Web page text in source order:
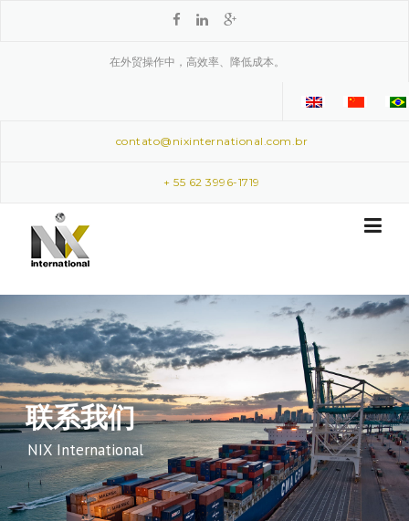
在外贸操作中，高效率、降低成本。
contato@nixinternational.com.br
+ 55 62 3996-1719
联系我们
NIX International